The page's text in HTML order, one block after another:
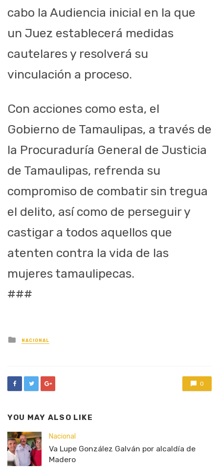
cabo la Audiencia inicial en la que
un Juez establecerá medidas
cautelares y resolverá su
vinculación a proceso.
Con acciones como esta, el
Gobierno de Tamaulipas, a través de
la Procuraduría General de Justicia
de Tamaulipas, refrenda su
compromiso de combatir sin tregua
el delito, así como de perseguir y
castigar a todos aquellos que
atenten contra la vida de las
mujeres tamaulipecas.
###
Posted
in
NACIONAL
0
YOU MAY ALSO LIKE
Nacional
Va Lupe González Galván por alcaldía de
Madero